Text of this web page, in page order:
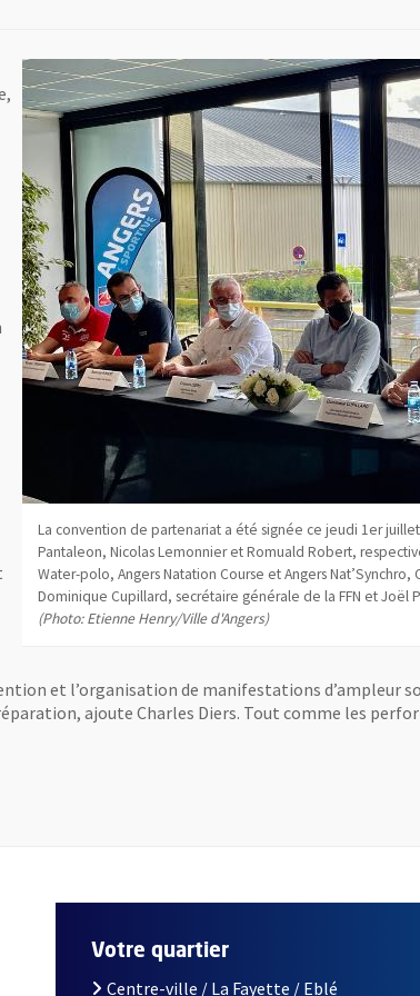
La convention de partenariat a été signée ce jeudi 1er
Pantaleon, Nicolas Lemonnier et Romuald Robert,
Water-polo, Angers Natation Course et Angers Nat’Synchro,
Dominique Cupillard, secrétaire générale de la FFN et Joël
(Photo: Etienne Henry/Ville d'Angers)
et l’organisation de manifestations d’ampleur
ajoute Charles Diers. Tout comme les
Votre quartier
Centre-ville / La Fayette / Eblé